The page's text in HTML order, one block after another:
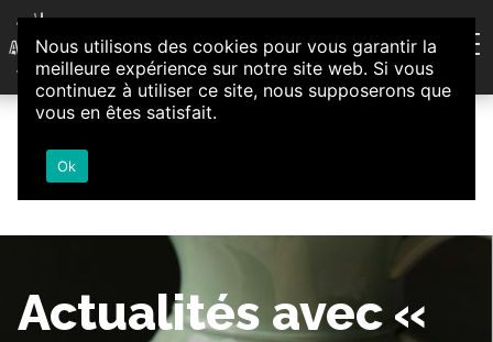
Aller au contenu
Association d'Animation et d'Initiatives Citoyennes
Loire-Authion
Actualités avec «
Nous utilisons des cookies pour vous garantir la
meilleure expérience sur notre site web. Si vous
continuez à utiliser ce site, nous supposerons que
vous en êtes satisfait.
Ok